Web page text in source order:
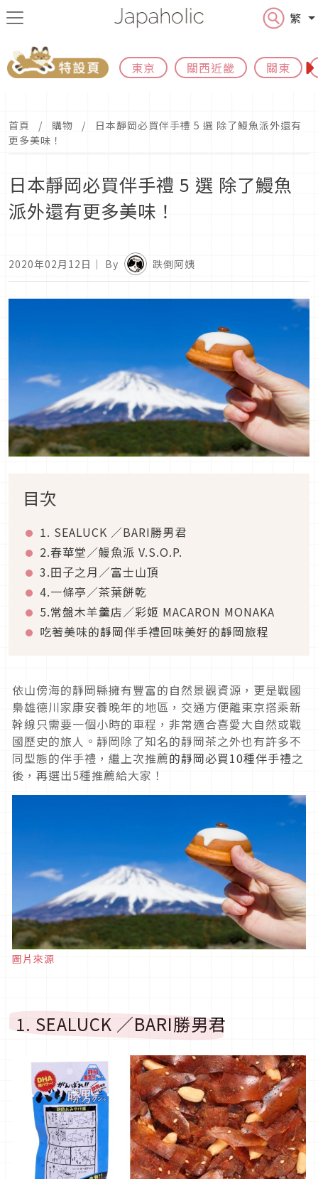
繁
東京 關西近畿 關東
首頁 購物
日本靜岡必買伴手禮 5 選 除了鰻魚派外還有
更多美味！
日本靜岡必買伴手禮 5 選 除了鰻魚
派外還有更多美味！
2020年02月12日 ｜ By 跌倒阿姨
目次
1. SEALUCK ／BARI勝男君
2.春華堂／鰻魚派 V.S.O.P.
3.田子之月／富士山頂
4.一條亭／茶葉餅乾
5.常盤木羊羹店／彩姬 MACARON MONAKA
吃著美味的靜岡伴手禮回味美好的靜岡旅程
依山傍海的靜岡縣擁有豐富的自然景觀資源，更是戰國
梟雄德川家康安養晚年的地區，交通方便離東京搭乘新
幹線只需要一個小時的車程，非常適合喜愛大自然或戰
國歷史的旅人。靜岡除了知名的靜岡茶之外也有許多不
同型態的伴手禮，繼上次推薦的靜岡必買10種伴手禮之
後，再選出5種推薦給大家！
圖片來源
1. SEALUCK ／BARI勝男君